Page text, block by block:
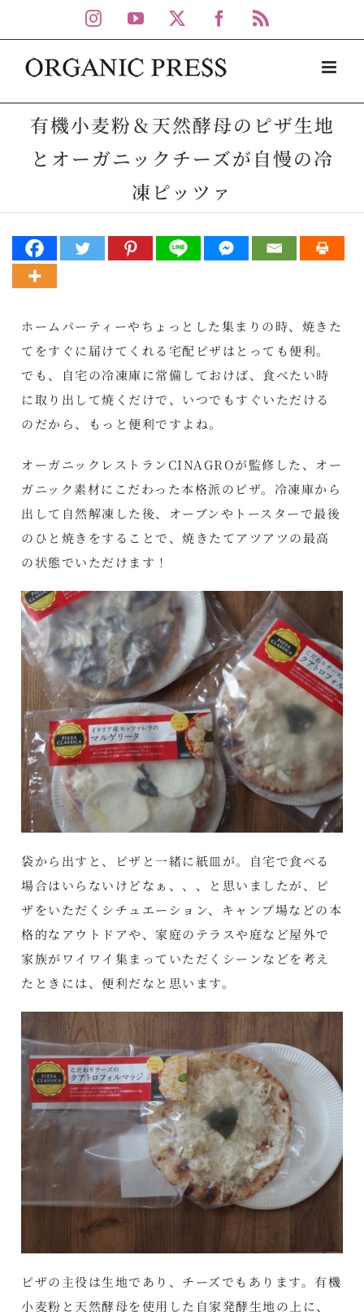
to
content
Instagram
YouTube Facebook
有機小麦粉＆天然酵母のピザ生地
とオーガニックチーズが自慢の冷
凍ピッツァ
ホームパーティーやちょっとした集まりの時、焼きた
てをすぐに届けてくれる宅配ピザはとっても便利。
でも、自宅の冷凍庫に常備しておけば、食べたい時
に取り出して焼くだけで、いつでもすぐいただける
のだから、もっと便利ですよね。
オーガニックレストランCINAGROが監修した、オー
ガニック素材にこだわった本格派のピザ。冷凍庫から
出して自然解凍した後、オーブンやトースターで最後
のひと焼きをすることで、焼きたてアツアツの最高
の状態でいただけます！
袋から出すと、ピザと一緒に紙皿が。自宅で食べる
場合はいらないけどなぁ、、、と思いましたが、ピ
ザをいただくシチュエーション、キャンプ場などの本
格的なアウトドアや、家庭のテラスや庭など屋外で
家族がワイワイ集まっていただくシーンなどを考え
たときには、便利だなと思います。
ピザの主役は生地であり、チーズでもあります。有機
小麦粉と天然酵母を使用した自家発酵生地の上に、